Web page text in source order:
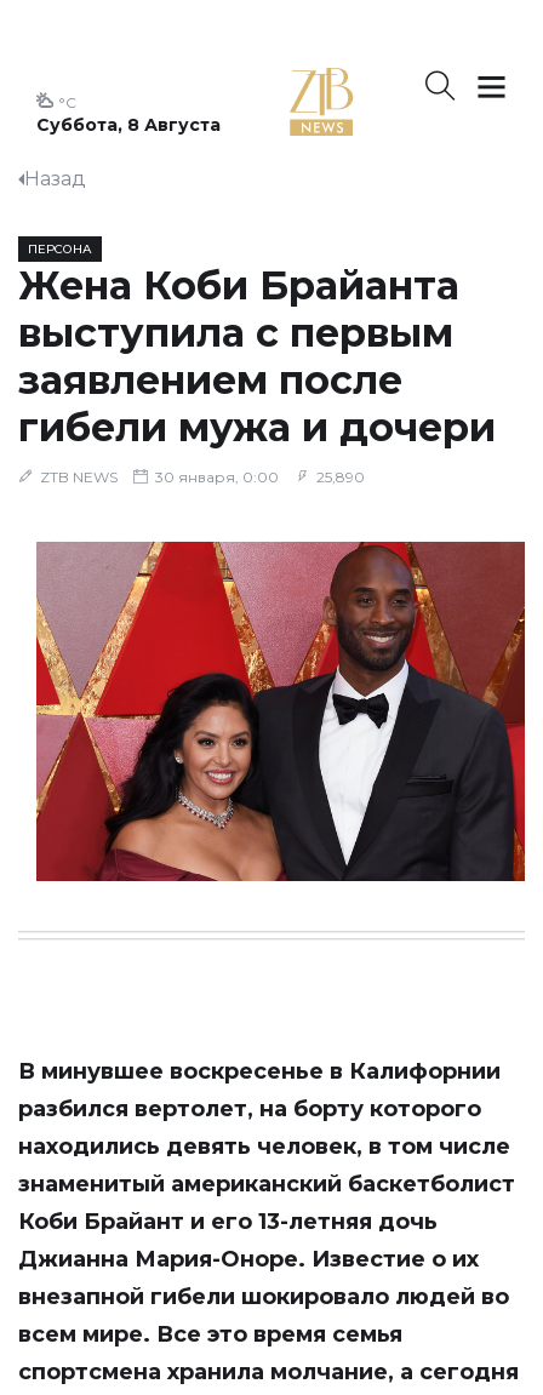
Суббота, 8 Августа
°C
Назад
ПЕРСОНА
Жена Коби Брайанта
выступила с первым
заявлением после
гибели мужа и дочери
ZTB NEWS 30 января, 0:00 25,890
В минувшее воскресенье в Калифорнии
разбился вертолет, на борту которого
находились девять человек, в том числе
знаменитый американский баскетболист
Коби Брайант и его 13-летняя дочь
Джианна Мария-Оноре. Известие о их
внезапной гибели шокировало людей во
всем мире. Все это время семья
спортсмена хранила молчание, а сегодня